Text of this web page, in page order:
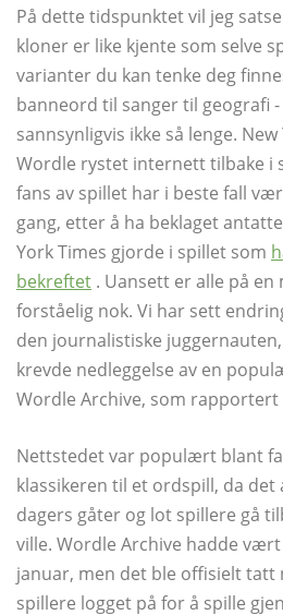
På dette tidspunktet vil jeg
kloner er like kjente som selve
varianter du kan tenke deg
banneord til sanger til geografi
sannsynligvis ikke så lenge.
Wordle rystet internett tilbake i
fans av spillet har i beste fall
gang, etter å ha beklaget
York Times gjorde i spillet som
bekreftet . Uansett er alle på en
forståelig nok. Vi har sett
den journalistiske
krevde nedleggelse av en
Wordle Archive, som rapportert
Nettstedet var populært blant
klassikeren til et ordspill, da
dagers gåter og lot spillere gå
ville. Wordle Archive hadde
januar, men det ble offisielt tatt
spillere logget på for å spille